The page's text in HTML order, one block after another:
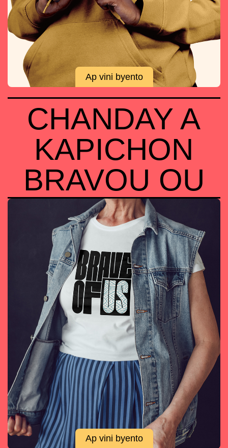
Ap vini byento
CHANDAY A
KAPICHON
BRAVOU OU
Ap vini byento